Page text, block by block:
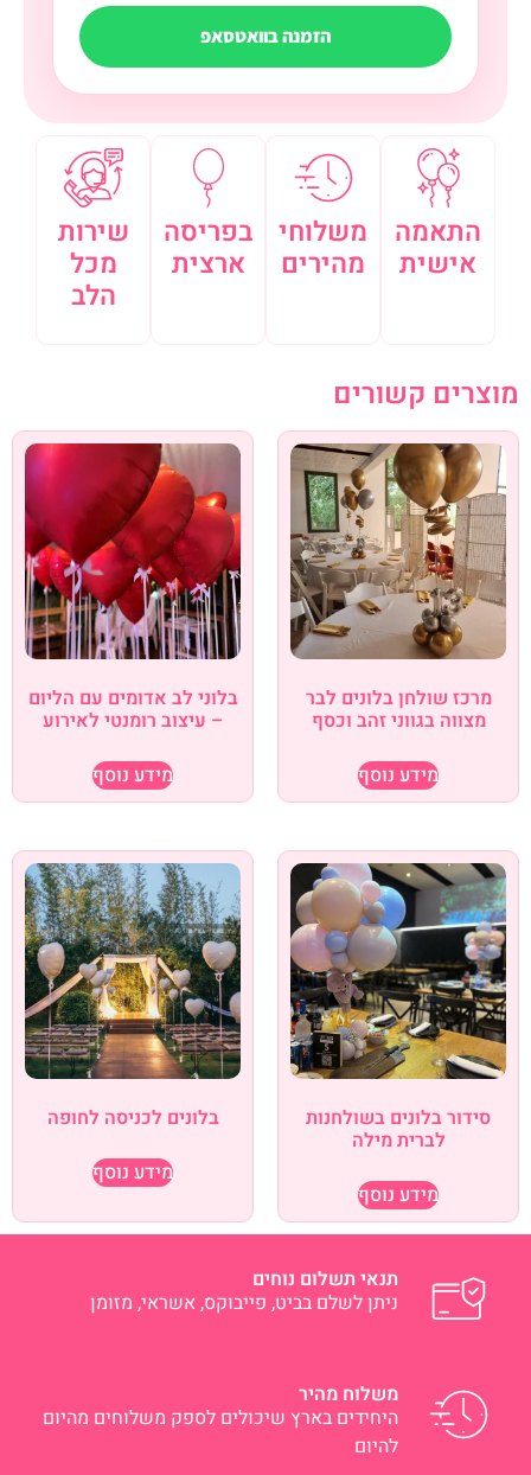
הזמנה בוואטסאפ
שירות
מכל
הלב
בפריסה
ארצית
משלוחי
מהירים
התאמה
אישית
מוצרים קשורים
מרכז שולחן בלונים לבר
מצווה בגווני זהב וכסף
מידע נוסף
בלוני לב אדומים עם הליום
– עיצוב רומנטי לאירוע
מידע נוסף
סידור בלונים בשולחנות
לברית מילה
מידע נוסף
בלונים לכניסה לחופה
מידע נוסף
תנאי תשלום נוחים
ניתן לשלם בביט, פייבוקס, אשראי, מזומן
משלוח מהיר
היחידים בארץ שיכולים לספק משלוחים מהיום
להיום